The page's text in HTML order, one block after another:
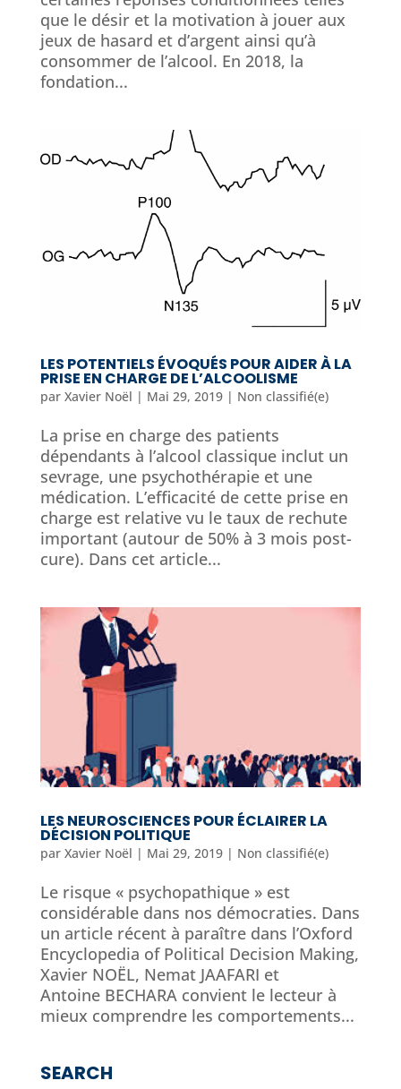
que le désir et la motivation à jouer aux
jeux de hasard et d’argent ainsi qu’à
consommer de l’alcool. En 2018, la
fondation...
LES POTENTIELS ÉVOQUÉS POUR AIDER À LA
PRISE EN CHARGE DE L’ALCOOLISME
par Xavier Noël | Mai 29, 2019| Non classifié(e)
La prise en charge des patients
dépendants à l’alcool classique inclut un
sevrage, une psychothérapie et une
médication. L’efficacité de cette prise en
charge est relative vu le taux de rechute
important (autour de 50% à 3 mois post-
cure). Dans cet article...
LES NEUROSCIENCES POUR ÉCLAIRER LA
DÉCISION POLITIQUE
par Xavier Noël | Mai 29, 2019| Non classifié(e)
Le risque « psychopathique » est
considérable dans nos démocraties. Dans
un article récent à paraître dans l’Oxford
Encyclopedia of Political Decision Making,
Xavier NOËL, Nemat JAAFARI et
Antoine BECHARA convient le lecteur à
mieux comprendre les comportements...
SEARCH